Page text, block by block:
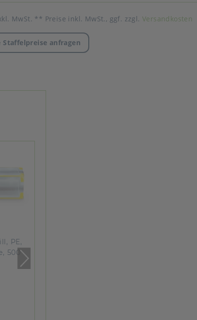
MwSt. ** Preise inkl. MwSt., ggf. zzgl. Versandkosten
Staffelpreise anfragen
PE,
500